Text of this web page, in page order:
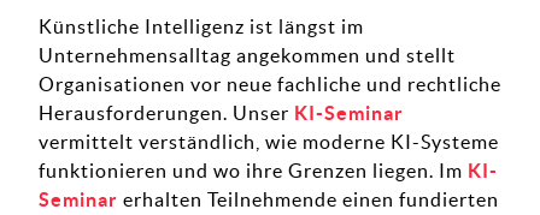
Künstliche Intelligenz ist längst im
Unternehmensalltag angekommen und stellt
Organisationen vor neue fachliche und rechtliche
Herausforderungen. Unser KI-Seminar
vermittelt verständlich, wie moderne KI-Systeme
funktionieren und wo ihre Grenzen liegen. Im KI-
Seminar erhalten Teilnehmende einen fundierten